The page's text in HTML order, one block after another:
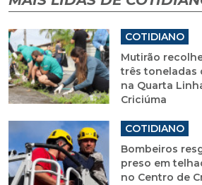
COTIDIANO
Mutirão
três toneladas
na Quarta
Criciúma
COTIDIANO
Bombeiros
preso em
no Centro de